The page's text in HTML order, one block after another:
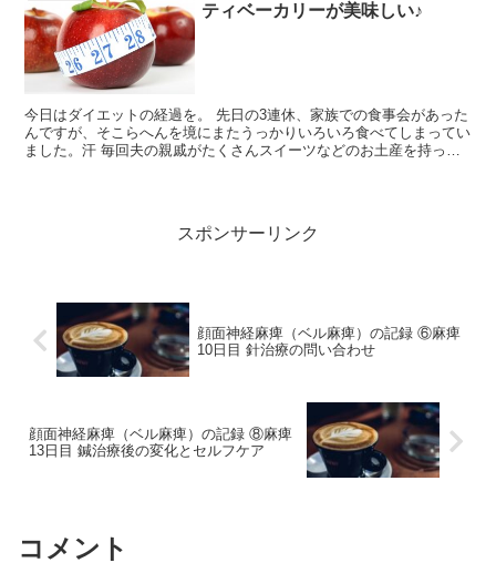
ティベーカリーが美味しい♪
今日はダイエットの経過を。 先日の3連休、家族での食事会があった
んですが、そこらへんを境にまたうっかりいろいろ食べてしまってい
ました。汗 毎回夫の親戚がたくさんスイーツなどのお土産を持って
スポンサーリンク
顔面神経麻痺（ベル麻痺）の記録 ⑥麻痺
10日目 針治療の問い合わせ
顔面神経麻痺（ベル麻痺）の記録 ⑧麻痺
13日目 鍼治療後の変化とセルフケア
コメント